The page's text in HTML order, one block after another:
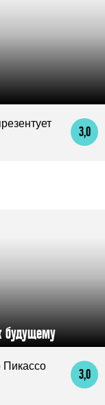
3,0
будущему
3,0
Пикассо